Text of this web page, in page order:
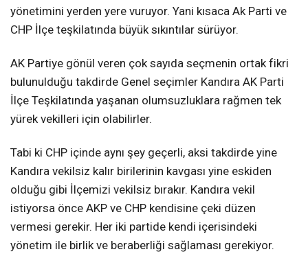
yönetimini yerden yere vuruyor. Yani kısaca Ak Parti ve
CHP İlçe teşkilatında büyük sıkıntılar sürüyor.
AK Partiye gönül veren çok sayıda seçmenin ortak fikri
bulunulduğu takdirde Genel seçimler Kandıra AK Parti
İlçe Teşkilatında yaşanan olumsuzluklara rağmen tek
yürek vekilleri için olabilirler.
Tabi ki CHP içinde aynı şey geçerli, aksi takdirde yine
Kandıra vekilsiz kalır birilerinin kavgası yine eskiden
olduğu gibi İlçemizi vekilsiz bırakır. Kandıra vekil
istiyorsa önce AKP ve CHP kendisine çeki düzen
vermesi gerekir. Her iki partide kendi içerisindeki
yönetim ile birlik ve beraberliği sağlaması gerekiyor.